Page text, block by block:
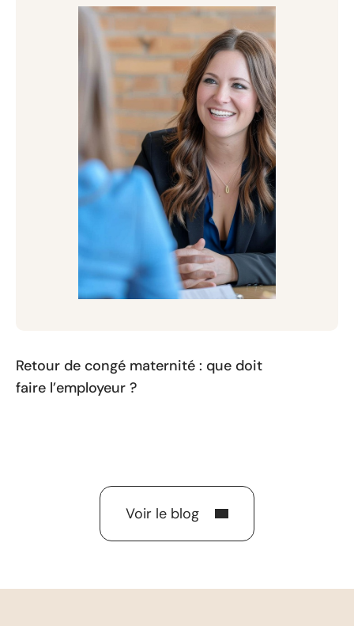
Retour de congé maternité : que doit
faire l’employeur ?
Voir le blog